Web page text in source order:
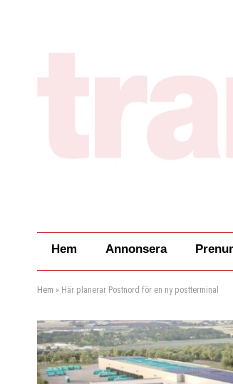
Hem Annonsera
Hem » Här planerar Postnord för en ny postterminal